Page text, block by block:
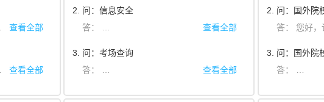
查看全部
查看全部
2. 问：信息安全
同学您好，艺术升是包括八大美院在内的国内多所高等
查看全部
3. 问：考场查询
同学您好，登录艺术升APP后，您可以点击 校考报名—考
查看全部
答： 您好，请先确定您要报名的院校。再仔细阅读该校的招生简
不同